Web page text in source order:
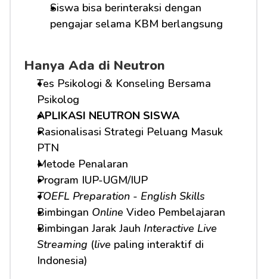
Siswa bisa berinteraksi dengan
pengajar selama KBM berlangsung
Hanya Ada di Neutron
Tes Psikologi & Konseling Bersama
Psikolog
APLIKASI NEUTRON SISWA
Rasionalisasi Strategi Peluang Masuk
PTN
Metode Penalaran
Program IUP-UGM/IUP
TOEFL Preparation - English Skills
Bimbingan Online Video Pembelajaran
Bimbingan Jarak Jauh Interactive Live
Streaming (live paling interaktif di
Indonesia)